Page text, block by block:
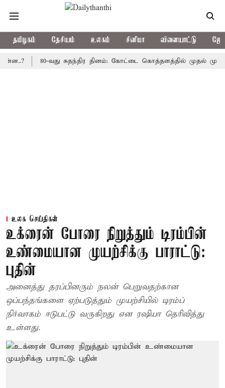
தமிழகம் தேசியம் உலகம் சினிமா விளையாட்டு
80-வது சுதந்திர தினம்: கோட்டை கொத்தளத்தில் முதல் முறையாக
உலக செய்திகள்
உக்ரைன் போரை நிறுத்தும் டிரம்பின்
உண்மையான முயற்சிக்கு பாராட்டு:
புதின்
அனைத்து தரப்பினரும் நலன் பெறுவதற்கான
ஒப்பந்தங்களை ஏற்படுத்தும் முயற்சியில் டிரம்ப்
நிர்வாகம் ஈடுபட்டு வருகிறது என ரஷியா தெரிவித்து
உள்ளது.